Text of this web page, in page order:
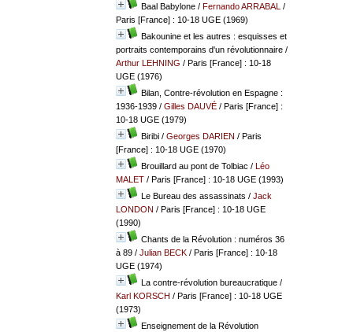
Baal Babylone/ Fernando ARRABAL /
Paris [France] : 10-18 UGE (1969)
Bakounine et les autres : esquisses et
portraits contemporains d'un révolutionnaire/
Arthur LEHNING / Paris [France] : 10-18
UGE (1976)
Bilan, Contre-révolution en Espagne :
1936-1939/ Gilles DAUVÉ/ Paris [France] :
10-18 UGE (1979)
Biribi/ Georges DARIEN / Paris
[France] : 10-18 UGE (1970)
Brouillard au pont de Tolbiac / Léo
MALET/ Paris [France] : 10-18 UGE (1993)
Le Bureau des assassinats / Jack
LONDON / Paris [France] : 10-18 UGE
(1990)
Chants de la Révolution : numéros 36
à 89/ Julian BECK/ Paris [France] : 10-18
UGE (1974)
La contre-révolution bureaucratique/
Karl KORSCH / Paris [France] : 10-18 UGE
(1973)
Enseignement de la Révolution